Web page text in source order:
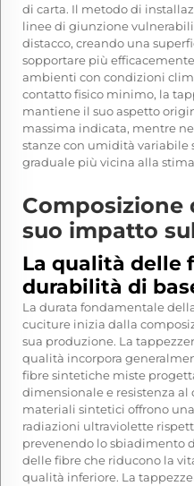
di carta. Il metodo di
linee di giunzione
distacco, creando una
sopportare più
ambienti con condizioni
contatto fisico minimo, la
mantiene il suo aspetto
massima indicata, mentre
stanze con umidità variabile
graduale più vicina alla
Composizione
suo impatto
La qualità delle
durabilità di
La durata fondamentale
cuciture inizia dalla
sua produzione. La
qualità incorpora
fibre sintetiche miste
dimensionale e resistenza
materiali sintetici offrono
radiazioni ultraviolette
prevenendo lo sbiadimento
delle fibre che riducono la
qualità inferiore. La